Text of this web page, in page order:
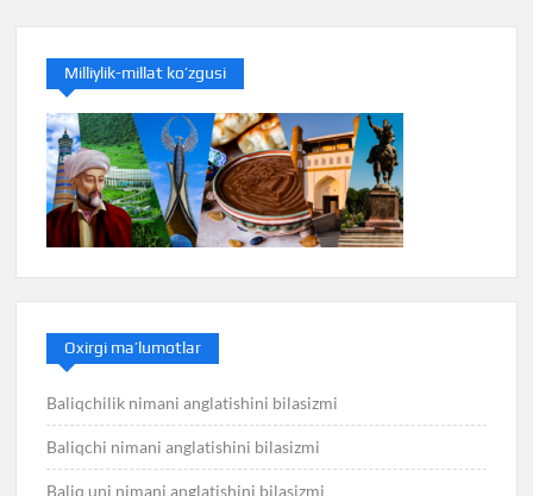
Milliylik-millat ko’zgusi
Oxirgi ma’lumotlar
Baliqchilik nimani anglatishini bilasizmi
Baliqchi nimani anglatishini bilasizmi
Baliq uni nimani anglatishini bilasizmi